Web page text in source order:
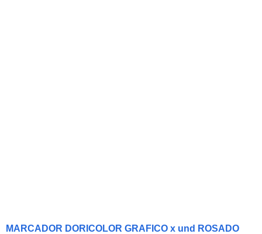
MARCADOR DORICOLOR GRAFICO x und ROSADO